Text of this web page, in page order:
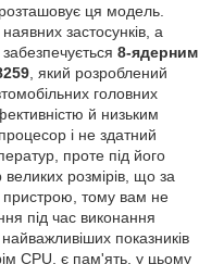
ця модель.
застосунків, а
8-ядерним
, який розроблений
головних
й низьким
і не здатний
проте під його
розмірів, що за
тому вам не
під час виконання
показників
CPU, є пам'ять, у цьому